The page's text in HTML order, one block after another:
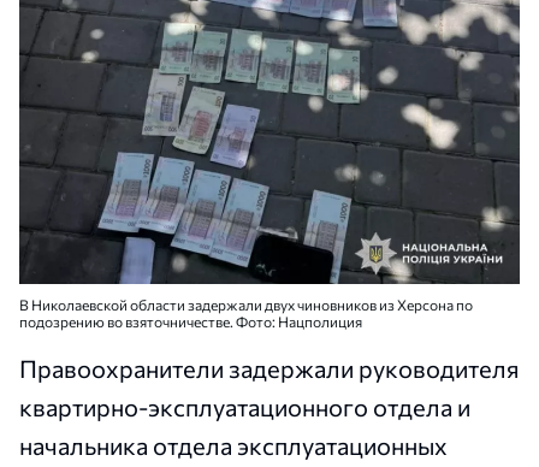
В Николаевской области задержали двух чиновников из Херсона по
подозрению во взяточничестве. Фото: Нацполиция
Правоохранители задержали руководителя
квартирно-эксплуатационного отдела и
начальника отдела эксплуатационных